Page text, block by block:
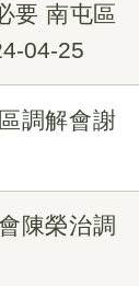
要 南屯區
04-25
調解會謝
陳榮治調